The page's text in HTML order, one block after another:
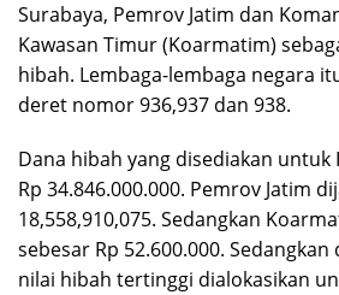
Surabaya, Pemrov Jatim dan
Kawasan Timur (Koarmatim)
hibah. Lembaga-lembaga negara
deret nomor 936,937 dan 938.
Dana hibah yang disediakan untuk
Rp 34.846.000.000. Pemrov Jatim
18,558,910,075. Sedangkan
sebesar Rp 52.600.000.
nilai hibah tertinggi dialokasikan